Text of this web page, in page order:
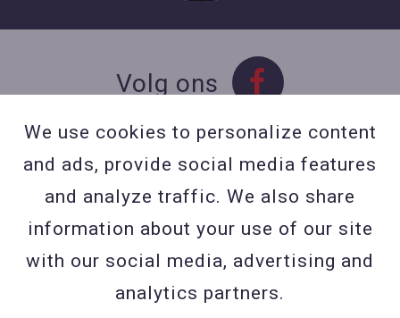
Volg ons
Contact
Contacteer ons
BE 0423 427 566 (0032
477601560
Wuytsbergen (HRT) 118, 2200
We use cookies to personalize content
and ads, provide social media features
and analyze traffic. We also share
information about your use of our site
with our social media, advertising and
analytics partners.